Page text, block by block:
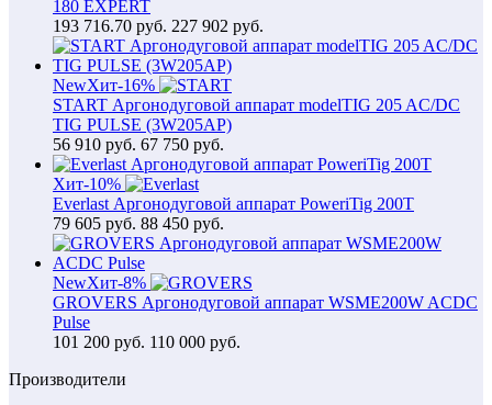
180 EXPERT
193 716.70 руб. 227 902 руб.
NewХит-16%
START Аргонодуговой аппарат modelTIG 205 AC/DC
TIG PULSE (3W205AP)
56 910 руб. 67 750 руб.
Хит-10%
Everlast Аргонодуговой аппарат PoweriTig 200T
79 605 руб. 88 450 руб.
NewХит-8%
GROVERS Аргонодуговой аппарат WSME200W ACDC
Pulse
101 200 руб. 110 000 руб.
Производители